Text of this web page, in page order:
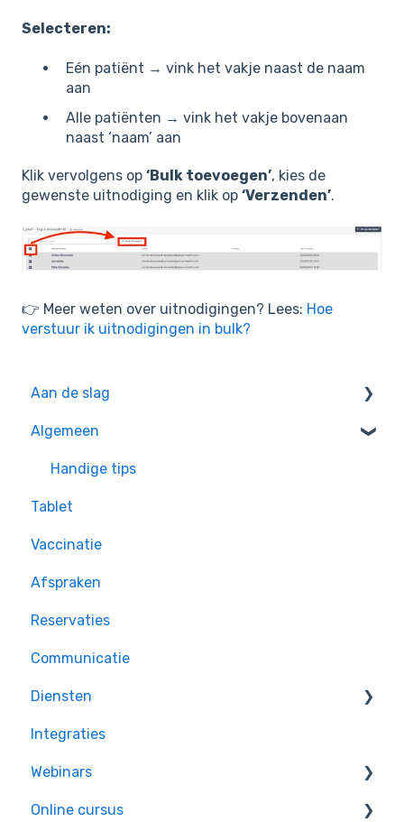
Selecteren:
Eén patiënt → vink het vakje naast de naam
aan
Alle patiënten → vink het vakje bovenaan
naast ‘naam’ aan
Klik vervolgens op ‘Bulk toevoegen’, kies de
gewenste uitnodiging en klik op ‘Verzenden’.
👉 Meer weten over uitnodigingen? Lees: Hoe
verstuur ik uitnodigingen in bulk?
Aan de slag
Oefeningen voor beginners
Algemeen
Handige tips
Tablet
Vaccinatie
Afspraken
Reservaties
Communicatie
Diensten
Taken
Integraties
Webinars
Inschrijven
Online cursus